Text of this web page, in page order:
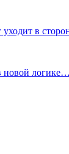
уходит в
новой логике…